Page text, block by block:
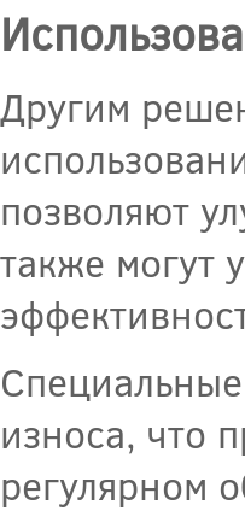
Другим
позволяют
также могут
износа, что
регулярном